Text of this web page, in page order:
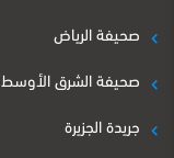
صحيفة الرياض
صحيفة الشرق الأوسط
جريدة الجزيرة